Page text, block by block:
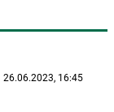
26.06.2023, 16:45